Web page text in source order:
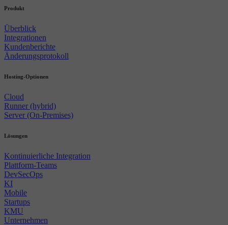
Produkt
Überblick
Integrationen
Kundenberichte
Änderungsprotokoll
Hosting-Optionen
Cloud
Runner (hybrid)
Server (On-Premises)
Lösungen
Kontinuierliche Integration
Plattform-Teams
DevSecOps
KI
Mobile
Startups
KMU
Unternehmen